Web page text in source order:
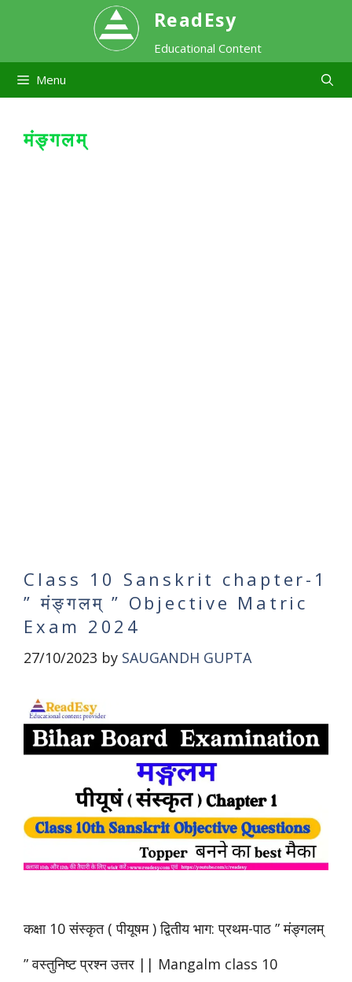
content
ReadEsy
Educational Content
Menu
मंङ्गलम्
Class 10 Sanskrit chapter-1
” मंङ्गलम् ” Objective Matric
Exam 2024
27/10/2023 by SAUGANDH GUPTA
कक्षा 10 संस्कृत ( पीयूषम ) द्वितीय भाग: प्रथम-पाठ ” मंङ्गलम्
” वस्तुनिष्ट प्रश्न उत्तर || Mangalm class 10